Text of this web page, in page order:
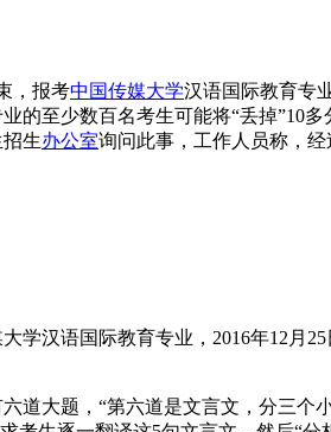
，报考中国传媒大学汉语国际教育专
的至少数百名考生可能将“丢掉”10
生办公室询问此事，工作人员称，
汉语国际教育专业，2016年12月
大题，“第六道是文言文，分三个